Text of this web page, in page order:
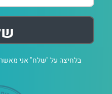
בלחיצה על "שלח" אני